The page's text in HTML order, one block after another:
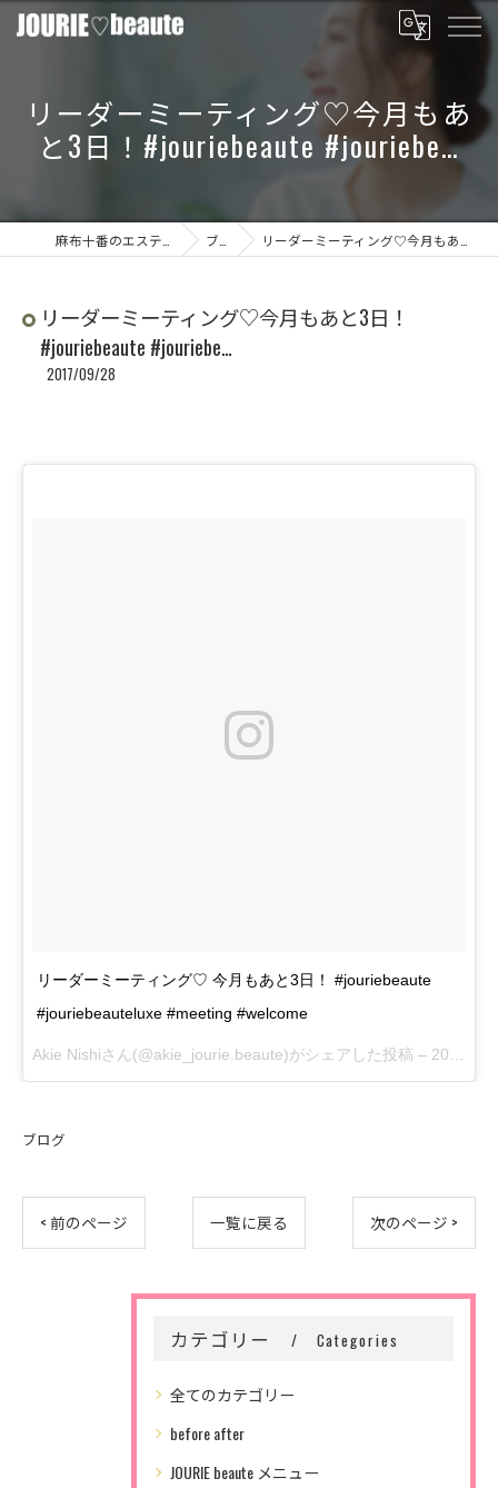
リーダーミーティング♡今月もあ
と3日！#jouriebeaute #jouriebe…
ブログ リーダーミーティング♡今月もあと3日！#jouriebeaute #jouriebe…
リーダーミーティング♡今月もあと3日！
#jouriebeaute #jouriebe…
2017/09/28
リーダーミーティング♡ 今月もあと3日！ #jouriebeaute
#jouriebeauteluxe #meeting #welcome
Akie Nishiさん(@akie_jourie.beaute)がシェアした投稿 – 2017 Sep 27 6:44pm PDT
ブログ
< 前のページ 一覧に戻る 次のページ >
カテゴリー Categories
全てのカテゴリー
before after
JOURIE beaute メニュー